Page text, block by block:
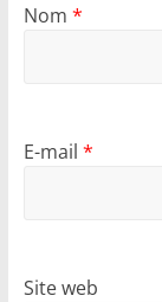
Nom *
E-mail *
Site web